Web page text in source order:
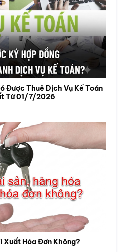
Được Thuê Dịch Vụ Kế Toán
Từ 01/7/2026
Xuất Hóa Đơn Không?